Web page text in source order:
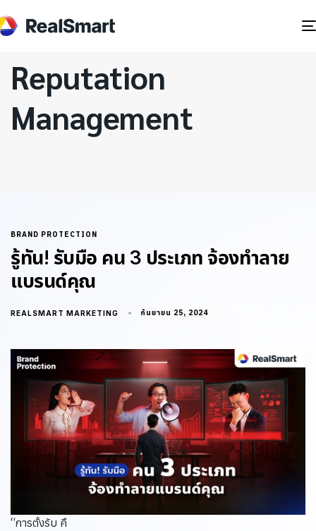
Reputation
Management
BRAND PROTECTION
รู้ทัน! รับมือ คน 3 ประเภท จ้องทำลาย
แบรนด์คุณ
REALSMART MARKETING กันยายน 25, 2024
“การตั้งรับ คื